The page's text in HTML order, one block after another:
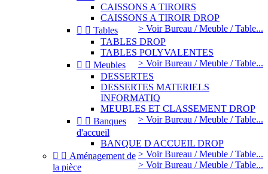
CAISSONS A TIROIRS
CAISSONS A TIROIR DROP
> Voir Bureau / Meuble / Table...
  Tables
TABLES DROP
TABLES POLYVALENTES
> Voir Bureau / Meuble / Table...
  Meubles
DESSERTES
DESSERTES MATERIELS
INFORMATIQ
MEUBLES ET CLASSEMENT DROP
> Voir Bureau / Meuble / Table...
  Banques
d'accueil
BANQUE D ACCUEIL DROP
> Voir Bureau / Meuble / Table...
> Voir Bureau / Meuble / Table...
  Aménagement de
la pièce